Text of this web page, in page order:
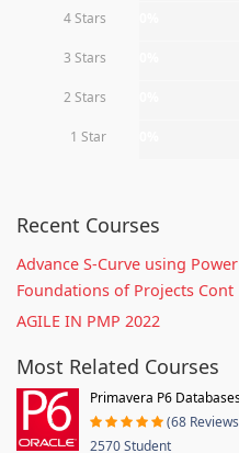
4 Stars
3 Stars
2 Stars
1 Star
Recent Courses
Advance S-Curve using Power
Foundations of Projects Cont
AGILE IN PMP 2022
Most Related Courses
Primavera P6
(68
2570 Student